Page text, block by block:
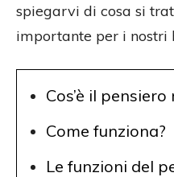
spiegarvi di cosa si
importante per i nostri
Cos’è il pensiero
Come funziona?
Le funzioni del